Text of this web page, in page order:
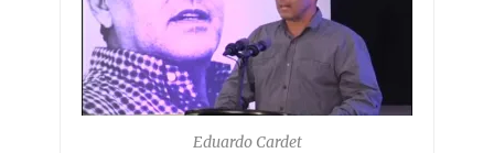
Eduardo Cardet